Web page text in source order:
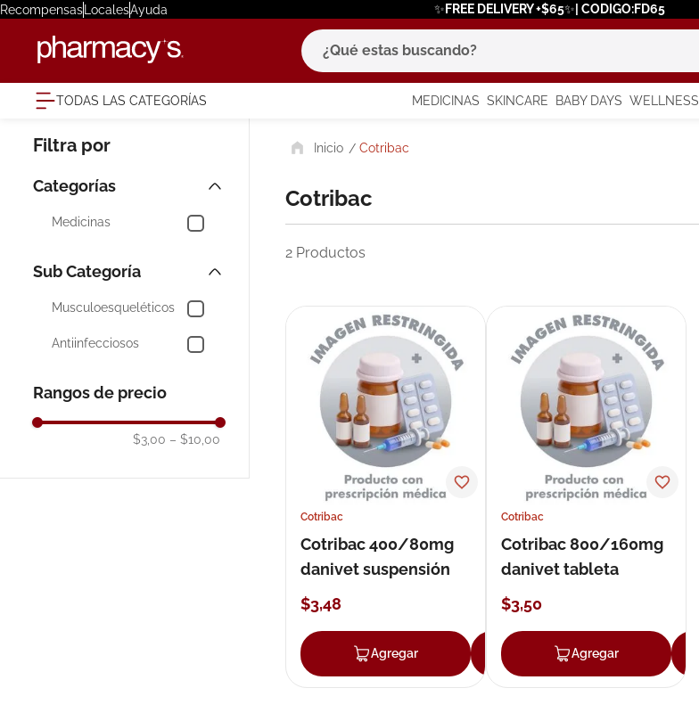
RecompensasLocalesAyuda ✨FREE DELIVERY +$65✨| CODIGO:FD65
¿Qué estas buscando?
TODAS LAS CATEGORÍAS MEDICINAS SKINCARE BABY DAYS WELLNESS
Medicinas
Musculoesqueléticos
Antiinfecciosos
Rangos de precio
$3,00 – $10,00
Cotribac
Cotribac
2 Productos
Cotribac
Cotribac 400/80mg
danivet suspensión
$3,48
Agregar Agregar
Cotribac
Cotribac 800/160mg
danivet tableta
$3,50
Agregar
términos más buscados
1. eucerin
bioderma
6. degraler
7. isdin
roche posay
9. nivea
pañales